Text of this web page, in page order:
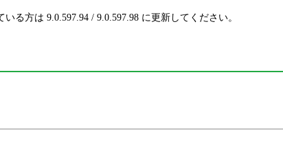
いる方は 9.0.597.94 / 9.0.597.98 に更新してください。